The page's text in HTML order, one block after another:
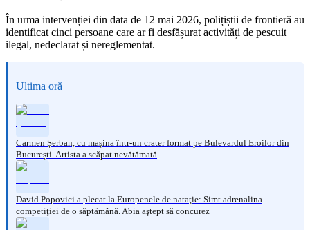
În urma intervenției din data de 12 mai 2026, polițiștii de frontieră au
identificat cinci persoane care ar fi desfășurat activități de pescuit
ilegal, nedeclarat și nereglementat.
Ultima oră
Carmen Șerban, cu mașina într-un crater format pe Bulevardul Eroilor din
București. Artista a scăpat nevătămată
David Popovici a plecat la Europenele de nataţie: Simt adrenalina
competiţiei de o săptămână. Abia aştept să concurez